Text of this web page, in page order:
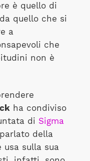
è quello di
quello che si
a
che
non è
ha condiviso
di Sigma
della
usa sulla sua